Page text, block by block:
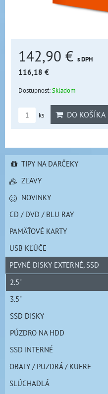
142,90 € s DPH
116,18 €
Dostupnosť:Skladom
ks DO KOŠÍKA
TIPY NA DARČEKY
ZĽAVY
NOVINKY
CD / DVD / BLU RAY
PAMÄŤOVÉ KARTY
USB KĽÚČE
PEVNÉ DISKY EXTERNÉ, SSD
2.5"
3.5"
SSD DISKY
PÚZDRO NA HDD
SSD INTERNÉ
OBALY / PUZDRÁ / KUFRE
SLÚCHADLÁ